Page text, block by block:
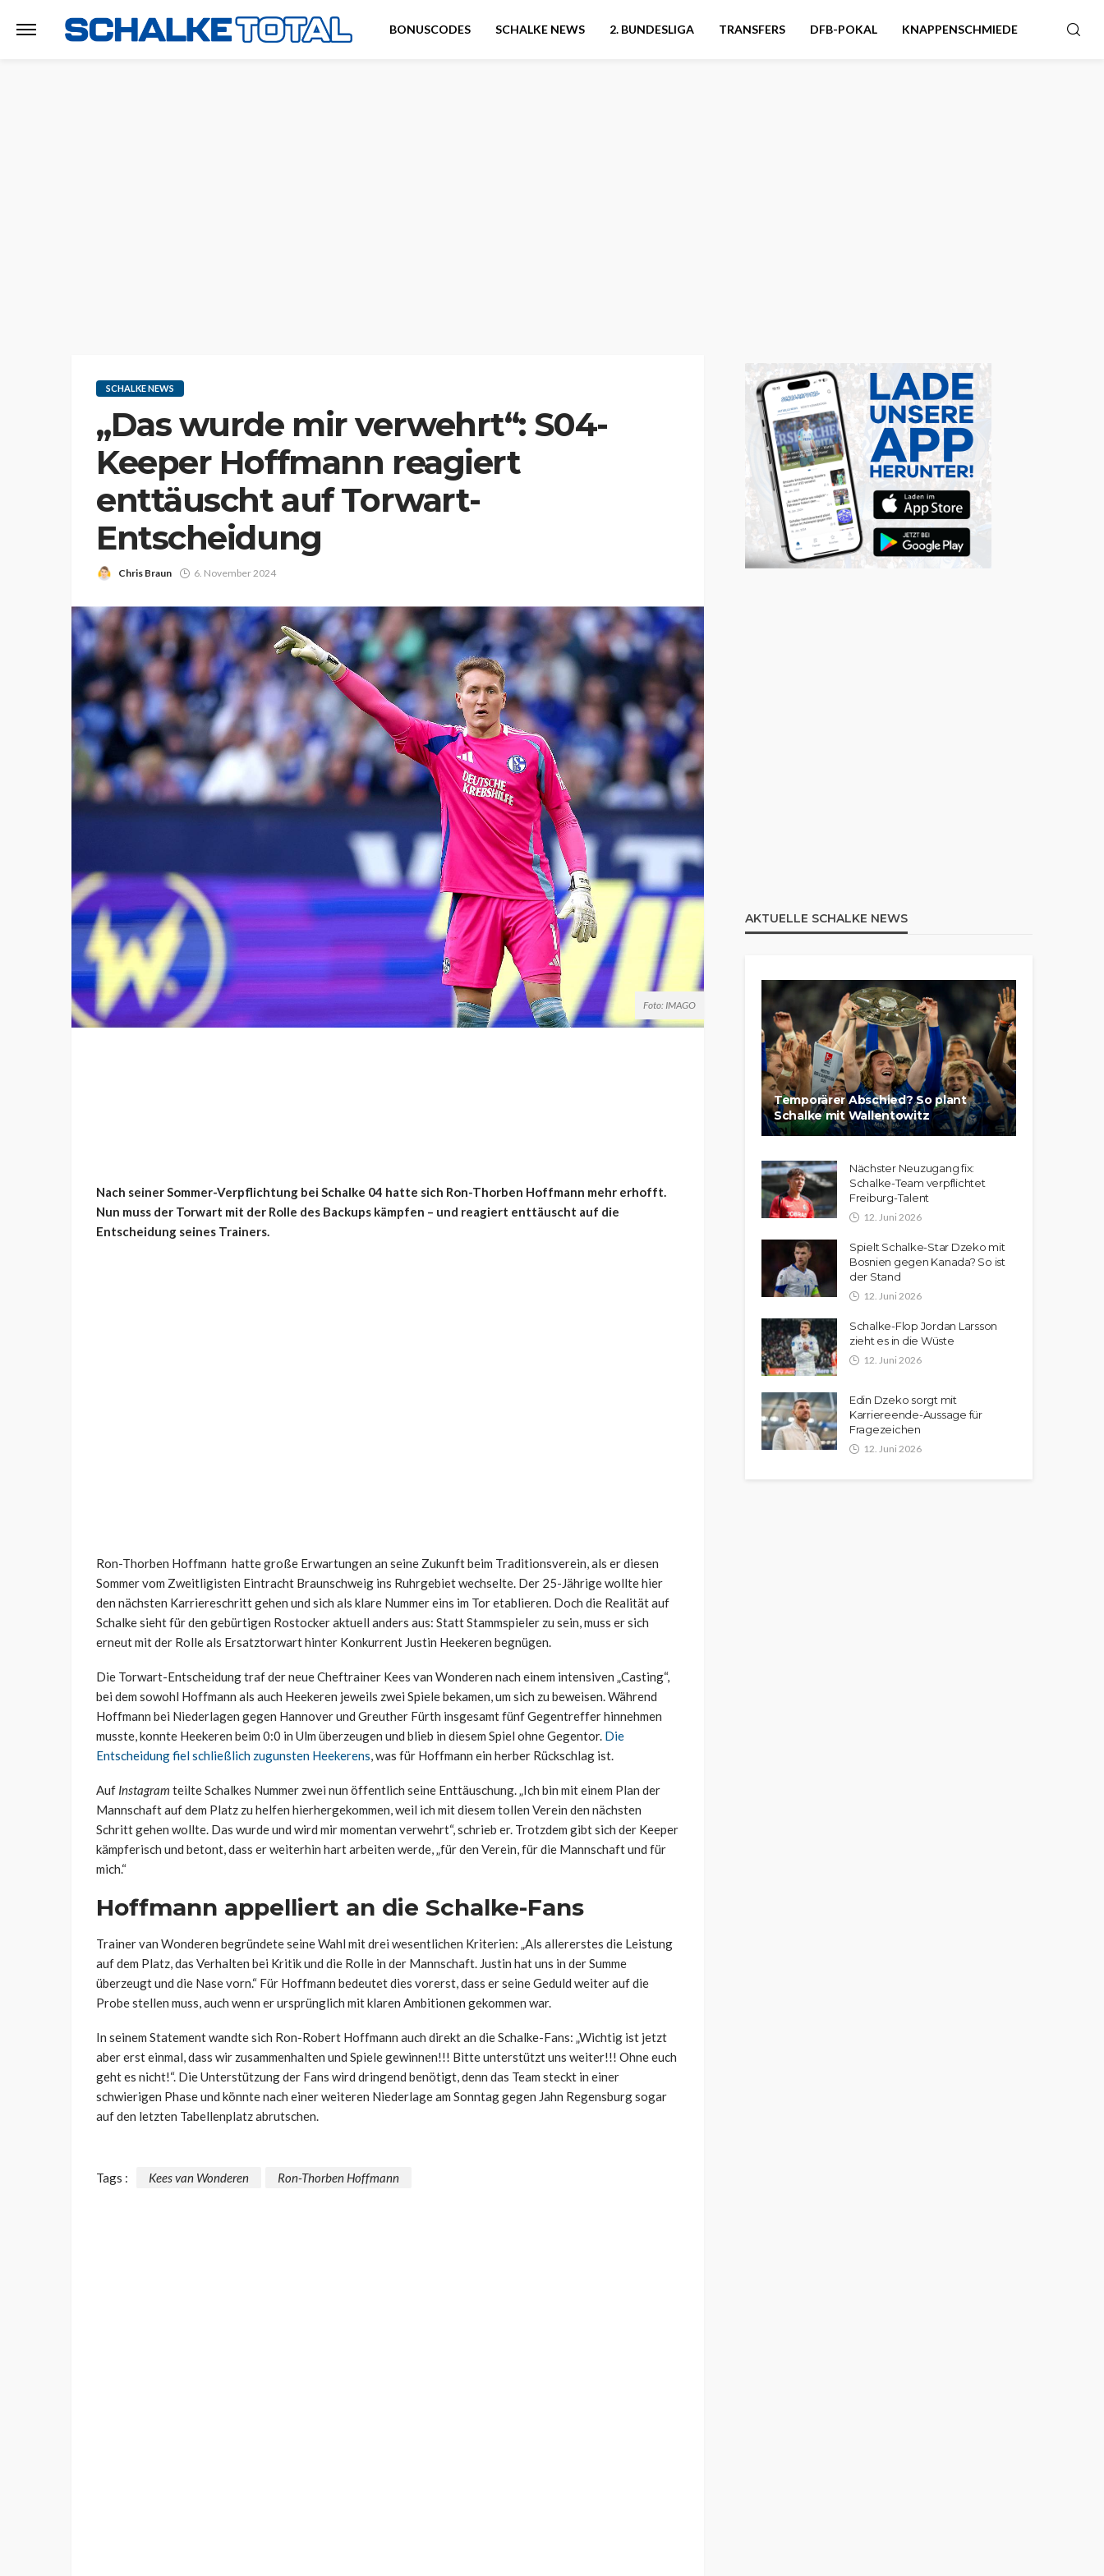
BONUSCODES SCHALKE NEWS 2. BUNDESLIGA TRANSFERS DFB-POKAL KNAPPENSCHMIEDE
SCHALKE NEWS
„Das wurde mir verwehrt“: S04-
Keeper Hoffmann reagiert
enttäuscht auf Torwart-
Entscheidung
Chris Braun 6. November 2024
Foto: IMAGO
Nach seiner Sommer-Verpflichtung bei Schalke 04 hatte sich Ron-Thorben Hoffmann mehr erhofft.
Nun muss der Torwart mit der Rolle des Backups kämpfen – und reagiert enttäuscht auf die
Entscheidung seines Trainers.
Ron-Thorben Hoffmann hatte große Erwartungen an seine Zukunft beim Traditionsverein, als er diesen
Sommer vom Zweitligisten Eintracht Braunschweig ins Ruhrgebiet wechselte. Der 25-Jährige wollte hier
den nächsten Karriereschritt gehen und sich als klare Nummer eins im Tor etablieren. Doch die Realität auf
Schalke sieht für den gebürtigen Rostocker aktuell anders aus: Statt Stammspieler zu sein, muss er sich
erneut mit der Rolle als Ersatztorwart hinter Konkurrent Justin Heekeren begnügen.
Die Torwart-Entscheidung traf der neue Cheftrainer Kees van Wonderen nach einem intensiven „Casting“,
bei dem sowohl Hoffmann als auch Heekeren jeweils zwei Spiele bekamen, um sich zu beweisen. Während
Hoffmann bei Niederlagen gegen Hannover und Greuther Fürth insgesamt fünf Gegentreffer hinnehmen
musste, konnte Heekeren beim 0:0 in Ulm überzeugen und blieb in diesem Spiel ohne Gegentor. Die
Entscheidung fiel schließlich zugunsten Heekerens, was für Hoffmann ein herber Rückschlag ist.
Auf Instagram teilte Schalkes Nummer zwei nun öffentlich seine Enttäuschung. „Ich bin mit einem Plan der
Mannschaft auf dem Platz zu helfen hierhergekommen, weil ich mit diesem tollen Verein den nächsten
Schritt gehen wollte. Das wurde und wird mir momentan verwehrt“, schrieb er. Trotzdem gibt sich der Keeper
kämpferisch und betont, dass er weiterhin hart arbeiten werde, „für den Verein, für die Mannschaft und für
mich.“
Hoffmann appelliert an die Schalke-Fans
Trainer van Wonderen begründete seine Wahl mit drei wesentlichen Kriterien: „Als allererstes die Leistung
auf dem Platz, das Verhalten bei Kritik und die Rolle in der Mannschaft. Justin hat uns in der Summe
überzeugt und die Nase vorn.“ Für Hoffmann bedeutet dies vorerst, dass er seine Geduld weiter auf die
Probe stellen muss, auch wenn er ursprünglich mit klaren Ambitionen gekommen war.
In seinem Statement wandte sich Ron-Robert Hoffmann auch direkt an die Schalke-Fans: „Wichtig ist jetzt
aber erst einmal, dass wir zusammenhalten und Spiele gewinnen!!! Bitte unterstützt uns weiter!!! Ohne euch
geht es nicht!“. Die Unterstützung der Fans wird dringend benötigt, denn das Team steckt in einer
schwierigen Phase und könnte nach einer weiteren Niederlage am Sonntag gegen Jahn Regensburg sogar
auf den letzten Tabellenplatz abrutschen.
Tags : Kees van Wonderen Ron-Thorben Hoffmann
AKTUELLE SCHALKE NEWS
Temporärer Abschied? So plant
Schalke mit Wallentowitz
Nächster Neuzugang fix:
Schalke-Team verpflichtet
Freiburg-Talent
12. Juni 2026
Spielt Schalke-Star Dzeko mit
Bosnien gegen Kanada? So ist
der Stand
12. Juni 2026
Schalke-Flop Jordan Larsson
zieht es in die Wüste
12. Juni 2026
Edin Dzeko sorgt mit
Karriereende-Aussage für
Fragezeichen
12. Juni 2026